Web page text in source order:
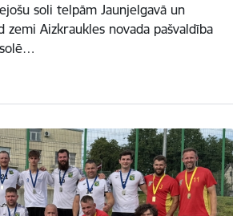
soli telpām Jaunjelgavā un
zemi Aizkraukles novada pašvaldība